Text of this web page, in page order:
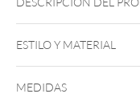
ESTILO Y MATERIAL
MEDIDAS